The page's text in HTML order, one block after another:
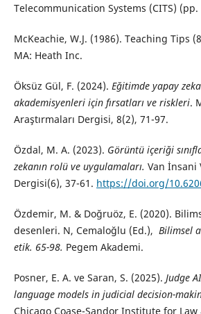
Telecommunication Systems (CITS) (pp.
McKeachie, W.J. (1986). Teaching Tips
MA: Heath Inc.
Öksüz Gül, F. (2024). Eğitimde yapay
akademisyenleri için fırsatları ve riskleri.
Araştırmaları Dergisi, 8(2), 71-97.
Özdal, M. A. (2023). Görüntü içeriği
zekanın rolü ve uygulamaları. Van İnsani
Dergisi(6), 37-61. https://doi.org/
Özdemir, M. & Doğruöz, E. (2020).
desenleri. N, Cemaloğlu (Ed.), Bilimsel
etik. 65-98. Pegem Akademi.
Posner, E. A. ve Saran, S. (2025). Judge
language models in judicial decision-
Chicago Coase-Sandor Institute for Law